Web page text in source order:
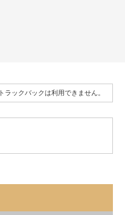
トラックバックは利用できません。